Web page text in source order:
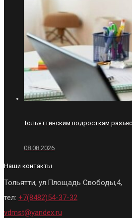
Тольяттинским подросткам
08.08.2026
Наши контакты
Тольятти, ул.Площадь Свободы,4,
тел: +7(8482)54-37-32
vdmst@yandex.ru